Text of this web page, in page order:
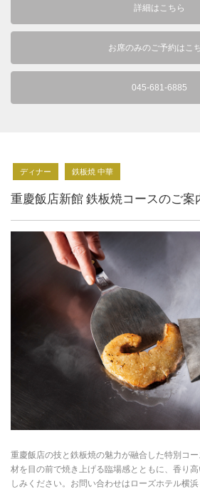
詳細はこちら
お席のみのご予約はこ
045-681-6885
ディナー 鉄板焼 中華
重慶飯店新館 鉄板焼コースのご案
重慶飯店の技と鉄板焼の魅力が融合した特別コ
材を目の前で焼き上げる臨場感とともに、香り
しみください。お問い合わせはローズホテル横